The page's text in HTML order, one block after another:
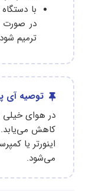
با
در صورت
ترمیم
توصیه آی
در هوای خیلی
کاهش می‌یابد.
اینورتر یا
می‌شود.